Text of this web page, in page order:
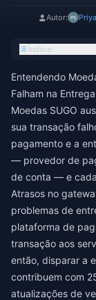
Autor:
Índice
Entendendo
Falham na Entrega
Moedas SUGO
sua transação
pagamento e a
— provedor de
de conta — e
Atrasos no
problemas de
plataforma de
transação aos
então, disparar a
contribuem com
atualizações de